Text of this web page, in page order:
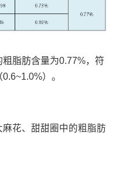
脂肪含量为0.77%，符
）。
花、甜甜圈中的粗脂肪